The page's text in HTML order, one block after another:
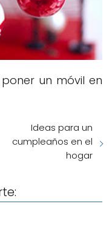
un móvil en
Ideas para un
cumpleaños en el
hogar